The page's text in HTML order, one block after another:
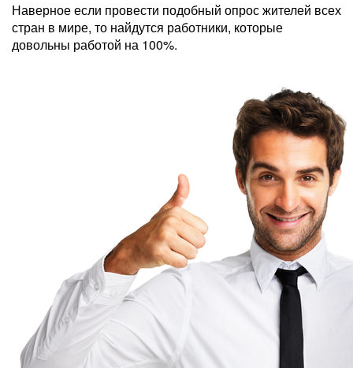
Наверное если провести подобный опрос жителей всех
стран в мире, то найдутся работники, которые
довольны работой на 100%.